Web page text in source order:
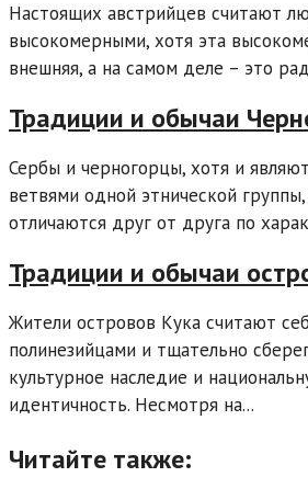
Настоящих австрийцев считают
высокомерными, хотя эта
внешняя, а на самом деле – это
Традиции и обычаи
Сербы и черногорцы, хотя и
ветвями одной этнической
отличаются друг от друга по
Традиции и обычаи
Жители островов Кука считают
полинезийцами и тщательно
культурное наследие и
идентичность. Несмотря на...
Читайте также: